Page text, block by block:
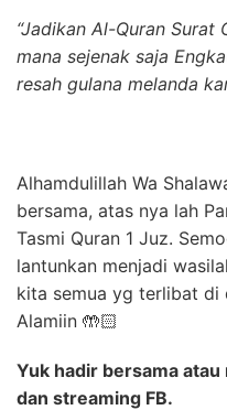
“Jadikan Al-Quran Surat
mana sejenak saja
resah gulana melanda
Alhamdulillah Wa
bersama, atas nya lah
Tasmi Quran 1 Juz.
lantunkan menjadi
kita semua yg terlibat di
Alamiin 🤲🏻
Yuk hadir bersama
dan streaming FB.